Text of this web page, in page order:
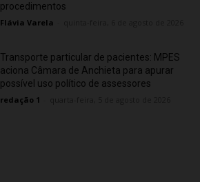
procedimentos
Flávia Varela
Transporte particular de pacientes: MPES
aciona Câmara de Anchieta para apurar
possível uso político de assessores
redação 1